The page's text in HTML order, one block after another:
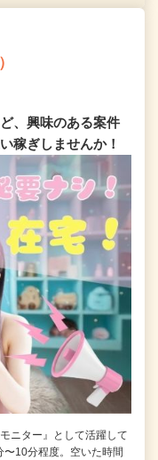
、興味のある案件
稼ぎしませんか！
ニター』として活躍して
〜10分程度。空いた時間